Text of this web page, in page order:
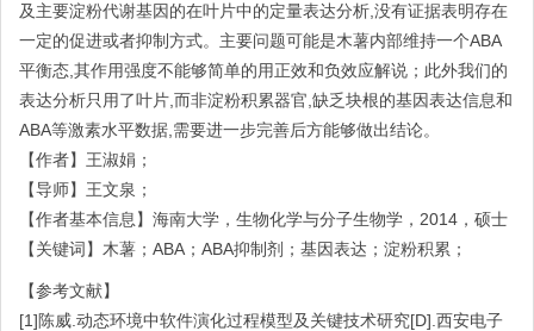
及主要淀粉代谢基因的在叶片中的定量表达分析,没有证据表明存在
一定的促进或者抑制方式。主要问题可能是木薯内部维持一个ABA
平衡态,其作用强度不能够简单的用正效和负效应解说；此外我们的
表达分析只用了叶片,而非淀粉积累器官,缺乏块根的基因表达信息和
ABA等激素水平数据,需要进一步完善后方能够做出结论。
【作者】王淑娟；
【导师】王文泉；
【作者基本信息】海南大学，生物化学与分子生物学，2014，硕士
【关键词】木薯；ABA；ABA抑制剂；基因表达；淀粉积累；
【参考文献】
[1]陈威.动态环境中软件演化过程模型及关键技术研究[D].西安电子